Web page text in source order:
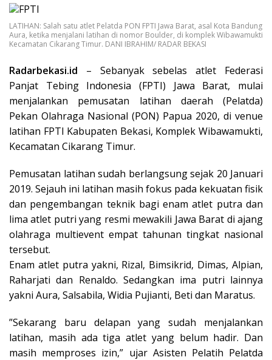
LATIHAN: Salah satu atlet Pelatda PON FPTI Jawa Barat, asal Kota Bandung
Aura, ketika menjalani latihan di nomor Boulder, di komplek Wibawamukti
Kecamatan Cikarang Timur. DANI IBRAHIM/ RADAR BEKASI
Radarbekasi.id – Sebanyak sebelas atlet Federasi
Panjat Tebing Indonesia (FPTI) Jawa Barat, mulai
menjalankan pemusatan latihan daerah (Pelatda)
Pekan Olahraga Nasional (PON) Papua 2020, di venue
latihan FPTI Kabupaten Bekasi, Komplek Wibawamukti,
Kecamatan Cikarang Timur.
Pemusatan latihan sudah berlangsung sejak 20 Januari
2019. Sejauh ini latihan masih fokus pada kekuatan fisik
dan pengembangan teknik bagi enam atlet putra dan
lima atlet putri yang resmi mewakili Jawa Barat di ajang
olahraga multievent empat tahunan tingkat nasional
tersebut.
Enam atlet putra yakni, Rizal, Bimsikrid, Dimas, Alpian,
Raharjati dan Renaldo. Sedangkan ima putri lainnya
yakni Aura, Salsabila, Widia Pujianti, Beti dan Maratus.
”Sekarang baru delapan yang sudah menjalankan
latihan, masih ada tiga atlet yang belum hadir. Dan
masih memproses izin,” ujar Asisten Pelatih Pelatda